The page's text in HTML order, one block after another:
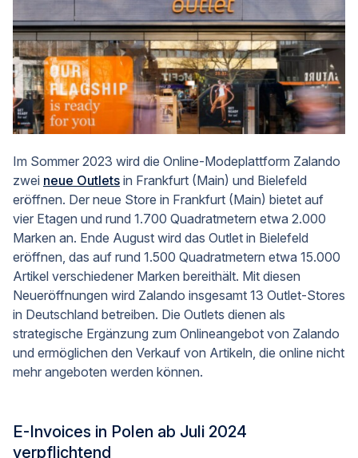
Im Sommer 2023 wird die Online-Modeplattform Zalando
zwei neue Outlets in Frankfurt (Main) und Bielefeld
eröffnen. Der neue Store in Frankfurt (Main) bietet auf
vier Etagen und rund 1.700 Quadratmetern etwa 2.000
Marken an. Ende August wird das Outlet in Bielefeld
eröffnen, das auf rund 1.500 Quadratmetern etwa 15.000
Artikel verschiedener Marken bereithält. Mit diesen
Neueröffnungen wird Zalando insgesamt 13 Outlet-Stores
in Deutschland betreiben. Die Outlets dienen als
strategische Ergänzung zum Onlineangebot von Zalando
und ermöglichen den Verkauf von Artikeln, die online nicht
mehr angeboten werden können.
E-Invoices in Polen ab Juli 2024
verpflichtend